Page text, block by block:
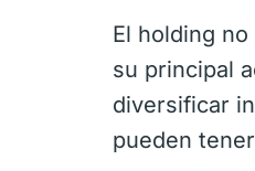
El holding
su principal
diversificar
pueden